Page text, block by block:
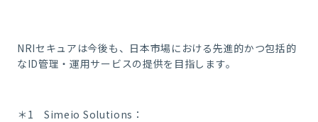
NRIセキュアは今後も、日本市場における先進的かつ包括的
なID管理・運用サービスの提供を目指します。
＊1 Simeio Solutions：